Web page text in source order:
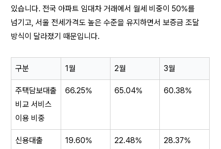
있습니다. 전국 아파트 임대차 거래에서 월세 비중이 50%를
넘기고, 서울 전세가격도 높은 수준을 유지하면서 보증금 조달
방식이 달라졌기 때문입니다.
구분 1월 2월 3월
주택담보대출
비교 서비스
이용 비중
66.25% 65.04% 60.38%
신용대출
19.60% 22.48% 28.37%